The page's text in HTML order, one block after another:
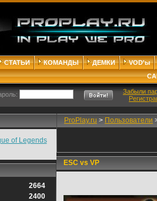
СТАТЬИ КОМАНДЫ ДЕМКИ
VOD'ы
Забыли
of Legends
2664
2400
ProPlay.ru > Пользователи
ESC vs VP